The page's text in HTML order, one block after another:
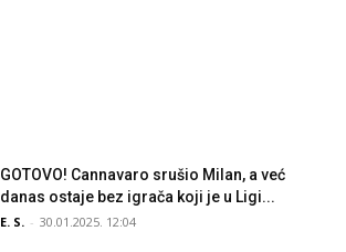
GOTOVO! Cannavaro srušio Milan, a već
danas ostaje bez igrača koji je u Ligi...
E. S. - 30.01.2025. 12:04